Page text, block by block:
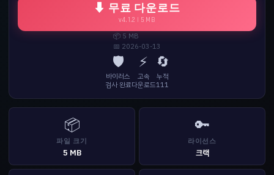
⬇ 무료 다운로드
v4.1.2 | 5 MB
📦 5 MB
📅 2026-03-13
🛡️
바이러스
검사 완료
⚡
고속
다운로드
🔄
누적
111
📦
파일 크기
5 MB
🔑
라이선스
크랙